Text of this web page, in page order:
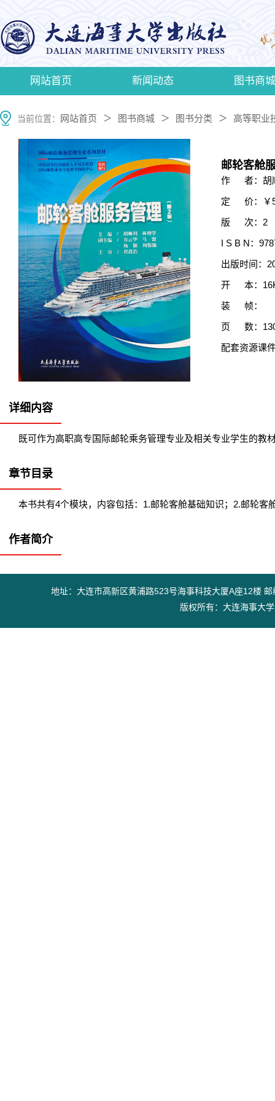
网站首页 新闻动态 图书商城
当前位置： 网站首页 ＞ 图书商城 ＞ 图书分类 ＞ 高等职业
邮轮客舱
作 者：胡
定 价：￥
版 次：2
I S B N：
出版时间：
开 本：
装 帧：
页 数：
配套资源课
详细内容
既可作为高职高专国际邮轮乘务管理专业及相关专业学生的
章节目录
本书共有4个模块，内容包括：1.邮轮客舱基础知识；2.邮轮
作者简介
地址：大连市高新区黄浦路523号海事科技大厦A座12楼
版权所有：大连海事大